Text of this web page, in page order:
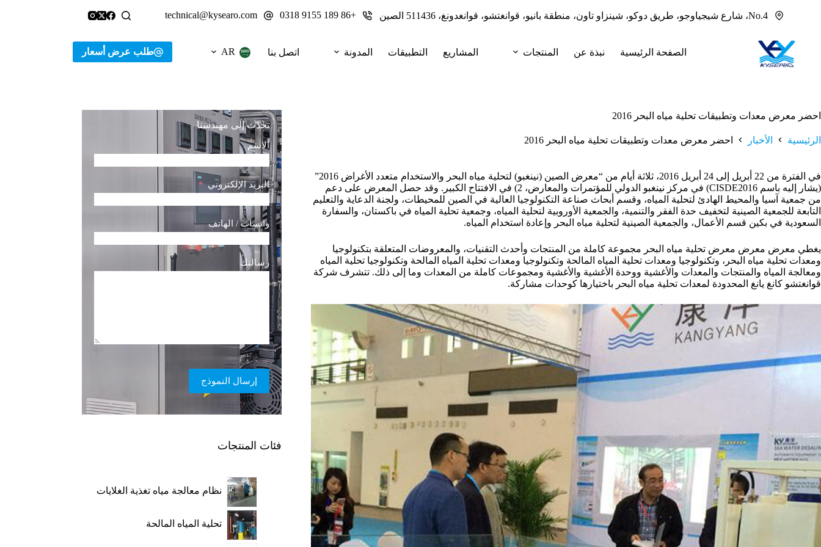
No.4، شارع شيجياوجو، طريق دوكو، شينزاو تاون، منطقة بانيو، قوانغتشو، قوانغدونغ، 511436 الصين +86 189 9155 0318
technical@kysearo.com
الصفحة الرئيسية نبذة عن المنتجات المشاريع التطبيقات المدونة اتصل بنا AR طلب عرض أسعار
احضر معرض معدات وتطبيقات تحلية مياه البحر 2016
الرئيسية الأخبار احضر معرض معدات وتطبيقات تحلية مياه البحر 2016
في الفترة من 22 أبريل إلى 24 أبريل 2016، ثلاثة أيام من “معرض الصين (نينغبو) لتحلية مياه البحر والاستخدام متعدد الأغراض 2016”
(يشار إليه باسم CISDE2016) في مركز نينغبو الدولي للمؤتمرات والمعارض، 2) في الافتتاح الكبير. وقد حصل المعرض على دعم
من جمعية آسيا والمحيط الهادئ لتحلية المياه، وقسم أبحاث صناعة التكنولوجيا العالية في الصين للمحيطات، ولجنة الدعاية والتعليم
التابعة للجمعية الصينية لتخفيف حدة الفقر والتنمية، والجمعية الأوروبية لتحلية المياه، وجمعية تحلية المياه في باكستان، والسفارة
السعودية في بكين قسم الأعمال، والجمعية الصينية لتحلية مياه البحر وإعادة استخدام المياه.
يغطي معرض معرض معرض تحلية مياه البحر مجموعة كاملة من المنتجات وأحدث التقنيات، والمعروضات المتعلقة بتكنولوجيا
ومعدات تحلية مياه البحر، وتكنولوجيا ومعدات تحلية المياه المالحة وتكنولوجيا ومعدات تحلية المياه المالحة وتكنولوجيا تحلية المياه
ومعالجة المياه والمنتجات والمعدات والأغشية ووحدة الأغشية والأغشية ومجموعات كاملة من المعدات وما إلى ذلك. تتشرف شركة
قوانغتشو كانغ يانغ المحدودة لمعدات تحلية مياه البحر باختيارها كوحدات مشاركة.
تحدث إلى مهندسنا
الاسم
البريد الإلكتروني
واتساب / الهاتف
رسالتك
إرسال النموذج
فئات المنتجات
نظام معالجة مياه تغذية الغلايات
تحلية المياه المالحة